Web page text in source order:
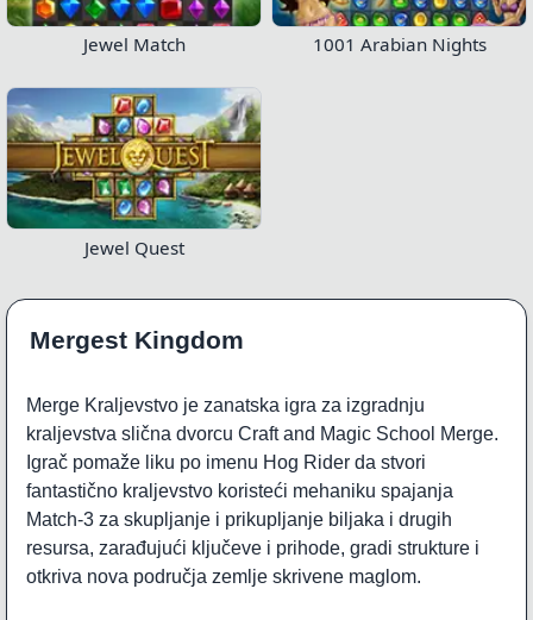
Jewel Match 1001 Arabian Nights
Jewel Quest
Mergest Kingdom
Merge Kraljevstvo je zanatska igra za izgradnju
kraljevstva slična dvorcu Craft and Magic School Merge.
Igrač pomaže liku po imenu Hog Rider da stvori
fantastično kraljevstvo koristeći mehaniku spajanja
Match-3 za skupljanje i prikupljanje biljaka i drugih
resursa, zarađujući ključeve i prihode, gradi strukture i
otkriva nova područja zemlje skrivene maglom.